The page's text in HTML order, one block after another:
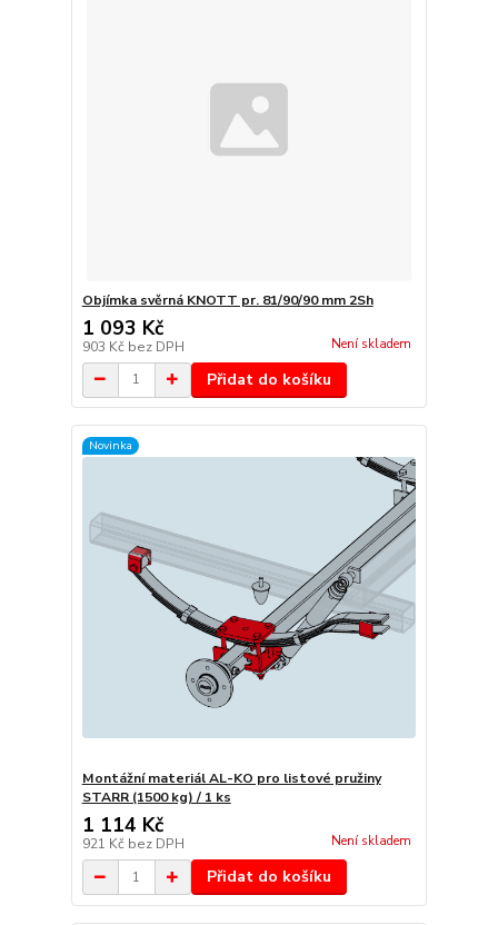
Objímka svěrná KNOTT pr. 81/90/90 mm 2Sh
1 093 Kč
903 Kč bez DPH Není skladem
Přidat do košíku
Novinka
Montážní materiál AL-KO pro listové pružiny
STARR (1500 kg) / 1 ks
1 114 Kč
921 Kč bez DPH Není skladem
Přidat do košíku